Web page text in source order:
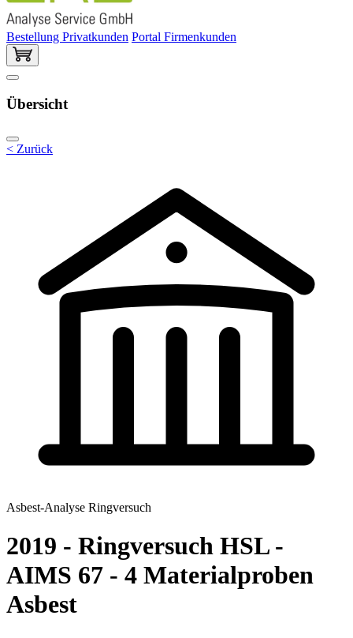
Bestellung Privatkunden Portal Firmenkunden
Übersicht
< Zurück
Asbest-Analyse Ringversuch
2019 - Ringversuch HSL -
AIMS 67 - 4 Materialproben
Asbest